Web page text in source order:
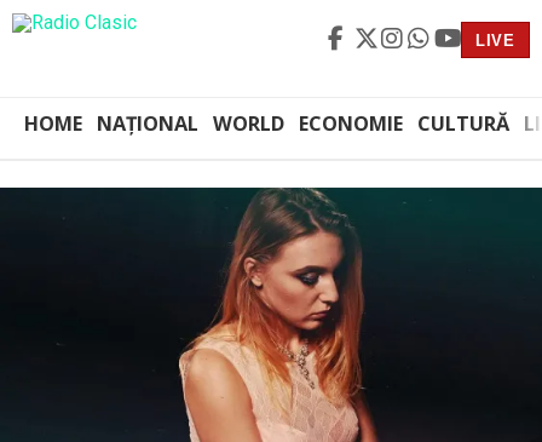
LIVE
HOME NAȚIONAL WORLD ECONOMIE CULTURĂ